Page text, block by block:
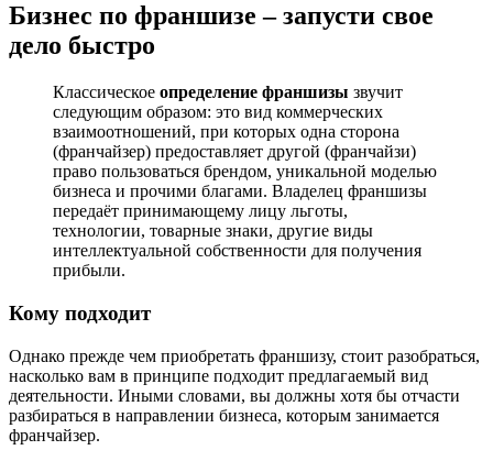
Бизнес по франшизе – запусти свое
дело быстро
Классическое определение франшизы звучит
следующим образом: это вид коммерческих
взаимоотношений, при которых одна сторона
(франчайзер) предоставляет другой (франчайзи)
право пользоваться брендом, уникальной моделью
бизнеса и прочими благами. Владелец франшизы
передаёт принимающему лицу льготы,
технологии, товарные знаки, другие виды
интеллектуальной собственности для получения
прибыли.
Кому подходит
Однако прежде чем приобретать франшизу, стоит разобраться,
насколько вам в принципе подходит предлагаемый вид
деятельности. Иными словами, вы должны хотя бы отчасти
разбираться в направлении бизнеса, которым занимается
франчайзер.